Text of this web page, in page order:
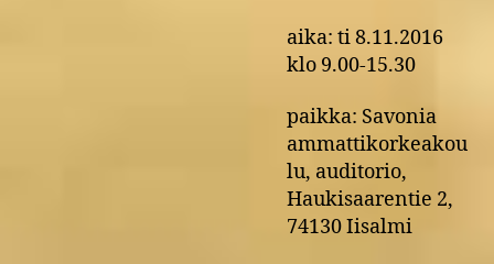
aika: ti 8.11.2016
klo 9.00-15.30
paikka: Savonia
ammattikorkeakou
lu, auditorio,
Haukisaarentie 2,
74130 Iisalmi